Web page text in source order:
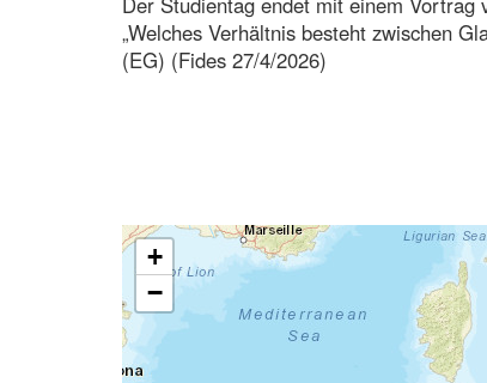
„Welches Verhältnis besteht zwischen
(EG) (Fides 27/4/2026)
+
−